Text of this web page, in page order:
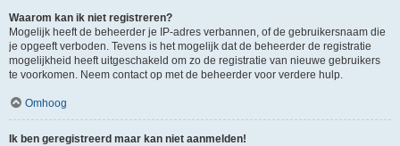
Waarom kan ik niet registreren?
Mogelijk heeft de beheerder je IP-adres verbannen, of de gebruikersnaam die
je opgeeft verboden. Tevens is het mogelijk dat de beheerder de registratie
mogelijkheid heeft uitgeschakeld om zo de registratie van nieuwe gebruikers
te voorkomen. Neem contact op met de beheerder voor verdere hulp.
Omhoog
Ik ben geregistreerd maar kan niet aanmelden!